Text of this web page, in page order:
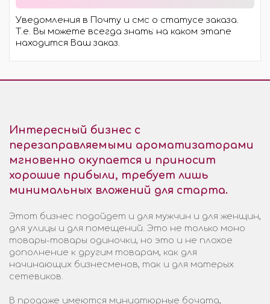
Уведомления в Почту и смс о статусе заказа.
Т.е. Вы можете всегда знать: на каком этапе
находится Ваш заказ.
Интересный бизнес с
перезаправляемыми ароматизаторами
мгновенно окупается и приносит
хорошие прибыли, требует лишь
минимальных вложений для старта.
Этот бизнес подойдет и для мужчин и для женщин,
для улицы и для помещений. Это не только моно
товары-товары одиночки, но это и не плохое
дополнение к другим товарам, как для
начинающих бизнесменов, так и для матерых
сетевиков.
В продаже имеются миниатюрные бочата,